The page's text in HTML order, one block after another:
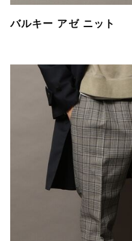
バルキー アゼ ニット